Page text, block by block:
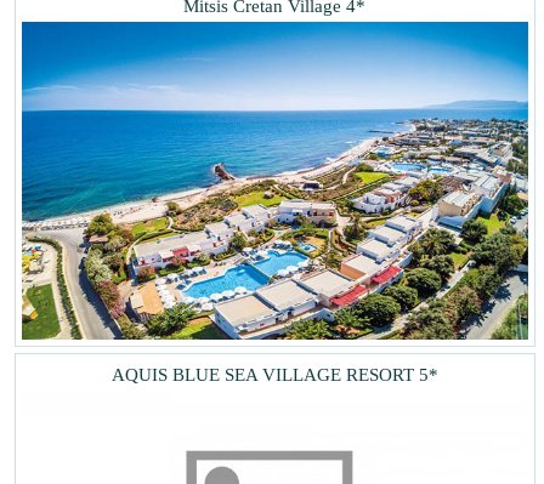
Mitsis Cretan Village 4*
AQUIS BLUE SEA VILLAGE RESORT 5*